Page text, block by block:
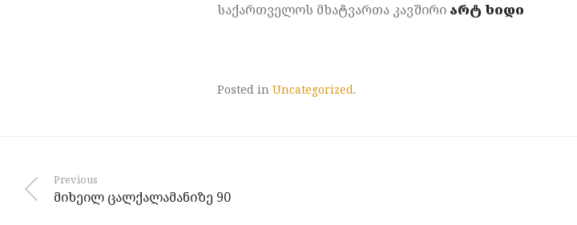
საქართველოს მხატვართა კავშირი არტხიდი
Posted in Uncategorized.
Previous
მიხეილ ცალქალამანიზე 90